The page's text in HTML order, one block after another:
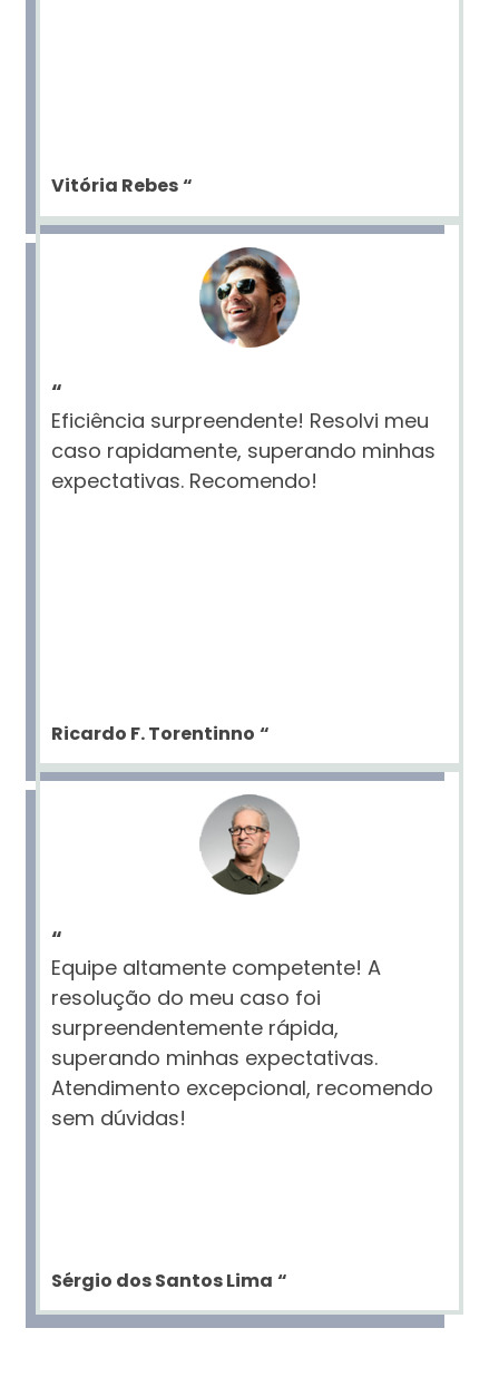
Vitória Rebes“
“
Eficiência surpreendente! Resolvi meu
caso rapidamente, superando minhas
expectativas. Recomendo!
Ricardo F. Torentinno “
“
Equipe altamente competente! A
resolução do meu caso foi
surpreendentemente rápida,
superando minhas expectativas.
Atendimento excepcional, recomendo
sem dúvidas!
Sérgio dos Santos Lima “